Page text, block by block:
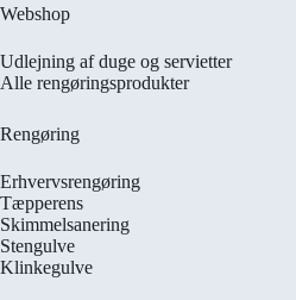
Webshop
Udlejning af duge og servietter
Alle rengøringsprodukter
Rengøring
Erhvervsrengøring
Tæpperens
Skimmelsanering
Stengulve
Klinkegulve